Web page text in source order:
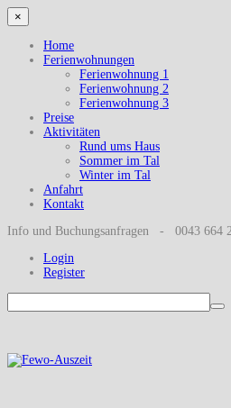
×
Home
Ferienwohnungen
Ferienwohnung 1
Ferienwohnung 2
Ferienwohnung 3
Preise
Aktivitäten
Rund ums Haus
Sommer im Tal
Winter im Tal
Anfahrt
Kontakt
Info und Buchungsanfragen - 0043 664
Login
Register